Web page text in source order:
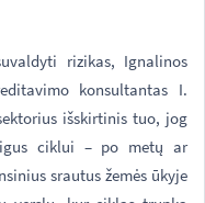
rizikas, Ignalinos
konsultantas I.
išskirtinis tuo, jog
ciklui – po metų ar
srautus žemės ūkyje